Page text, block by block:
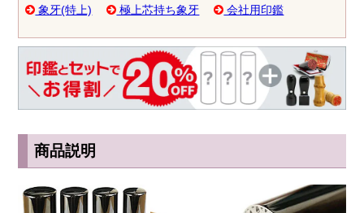
象牙(特上)
極上芯持ち象牙 会社用印鑑
商品説明